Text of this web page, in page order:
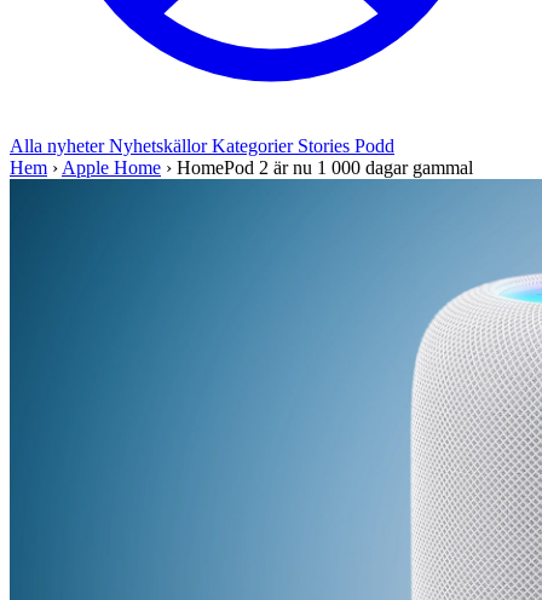
Alla nyheterNyhetskällorKategorier Stories Podd
Hem › Apple Home › HomePod 2 är nu 1 000 dagar gammal